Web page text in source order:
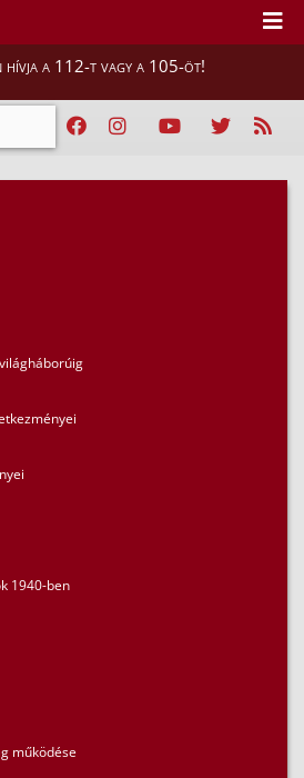
hívja a 112-t vagy a 105-öt!
1940-ben
működése